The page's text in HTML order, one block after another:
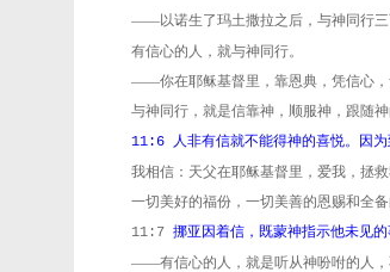
——以诺生了玛土撒拉之后，与神同行三
有信心的人，就与神同行。
——你在耶稣基督里，靠恩典，凭信心，
与神同行，就是信靠神，顺服神，跟随
11:6
人非有信就不能得神的喜悦。因
我相信：天父在耶稣基督里，爱我，拯
一切美好的福份，一切美善的恩赐和全
11:7 挪亚因着信，既蒙神指示他未见
——有信心的人，就是听从神吩咐的人，